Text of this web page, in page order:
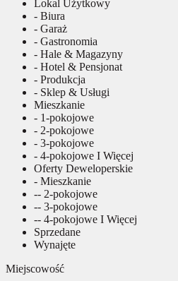
Lokal Użytkowy
- Biura
- Garaż
- Gastronomia
- Hale & Magazyny
- Hotel & Pensjonat
- Produkcja
- Sklep & Usługi
Mieszkanie
- 1-pokojowe
- 2-pokojowe
- 3-pokojowe
- 4-pokojowe I Więcej
Oferty Deweloperskie
- Mieszkanie
-- 2-pokojowe
-- 3-pokojowe
-- 4-pokojowe I Więcej
Sprzedane
Wynajęte
Miejscowość